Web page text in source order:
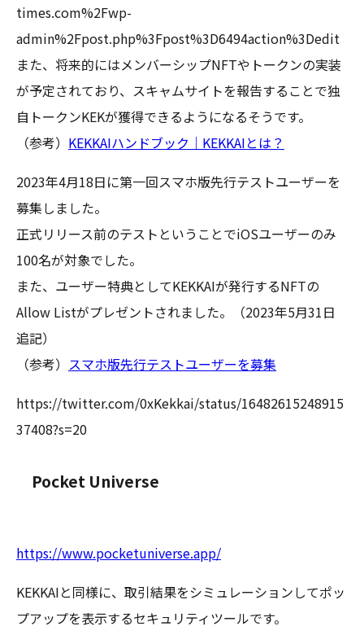
times.com%2Fwp-
admin%2Fpost.php%3Fpost%3D6494action%3Dedit
また、将来的にはメンバーシップNFTやトークンの実装
が予定されており、スキャムサイトを報告することで独
自トークンKEKが獲得できるようになるそうです。
（参考） KEKKAIハンドブック｜KEKKAIとは？
2023年4月18日に第一回スマホ版先行テストユーザーを
募集しました。
正式リリース前のテストということでiOSユーザーのみ
100名が対象でした。
また、ユーザー特典としてKEKKAIが発行するNFTの
Allow Listがプレゼントされました。（2023年5月31日
追記）
（参考） スマホ版先行テストユーザーを募集
https://twitter.com/0xKekkai/status/16482615248915
37408?s=20
Pocket Universe
https://www.pocketuniverse.app/
KEKKAIと同様に、取引結果をシミュレーションしてポッ
プアップを表示するセキュリティツールです。